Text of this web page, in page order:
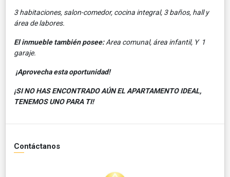
3 habitaciones, salon-comedor, cocina integral, 3 baños, hall y
área de labores.
El inmueble también posee:Area comunal, área infantil, Y 1
garaje.
¡Aprovecha esta oportunidad!
¡SI NO HAS ENCONTRADO AÚN EL APARTAMENTO IDEAL,
TENEMOS UNO PARA TI!
Contáctanos